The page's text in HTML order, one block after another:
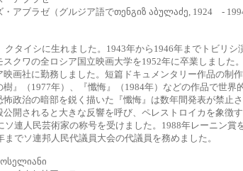
・アブラゼ（グルジア語でთენგიზ აბულაძე, 1924 -
クタイシに生れました。1943年から1946年までトビリシ
スクワの全ロシア国立映画大学を1952年に卒業しました
映画社に勤務しました。短篇ドキュメンタリー作品の制作
樹』（1977年）、『懺悔』（1984年）などの作品で世界
怖政治の暗部を鋭く描いた『懺悔』は数年間発表が禁止
公開されると大きな反響を呼び、ペレストロイカを象徴す
ソ連人民芸術家の称号を受けました。1988年レーニン賞
までソ連邦人民代議員大会の代議員を務めました。